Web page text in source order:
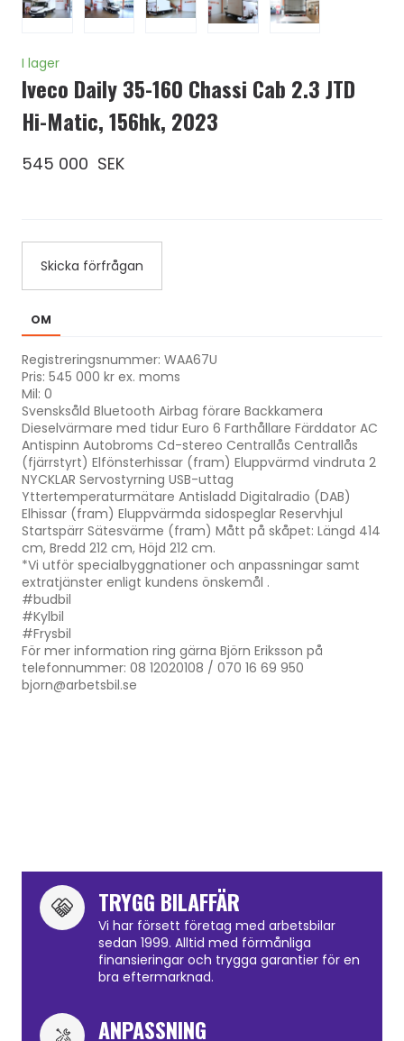
I lager
Iveco Daily 35-160 Chassi Cab 2.3 JTD
Hi-Matic, 156hk, 2023
545 000  SEK
Skicka förfrågan
OM
Registreringsnummer: WAA67U
Pris: 545 000 kr ex. moms
Mil: 0
Svensksåld Bluetooth Airbag förare Backkamera
Dieselvärmare med tidur Euro 6 Farthållare Färddator AC
Antispinn Autobroms Cd-stereo Centrallås Centrallås
(fjärrstyrt) Elfönsterhissar (fram) Eluppvärmd vindruta 2
NYCKLAR Servostyrning USB-uttag
Yttertemperaturmätare Antisladd Digitalradio (DAB)
Elhissar (fram) Eluppvärmda sidospeglar Reservhjul
Startspärr Sätesvärme (fram) Mått på skåpet: Längd 414
cm, Bredd 212 cm, Höjd 212 cm.
*Vi utför specialbyggnationer och anpassningar samt
extratjänster enligt kundens önskemål .
#budbil
#Kylbil
#Frysbil
För mer information ring gärna Björn Eriksson på
telefonnummer: 08 12020108 / 070 16 69 950
bjorn@arbetsbil.se
TRYGG BILAFFÄR
Vi har försett företag med arbetsbilar
sedan 1999. Alltid med förmånliga
finansieringar och trygga garantier för en
bra eftermarknad.
ANPASSNING